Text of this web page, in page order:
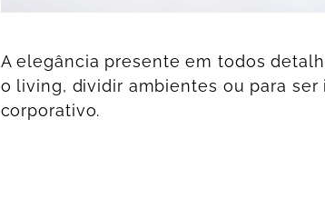
A elegância presente em todos
o living, dividir ambientes ou para ser
corporativo.